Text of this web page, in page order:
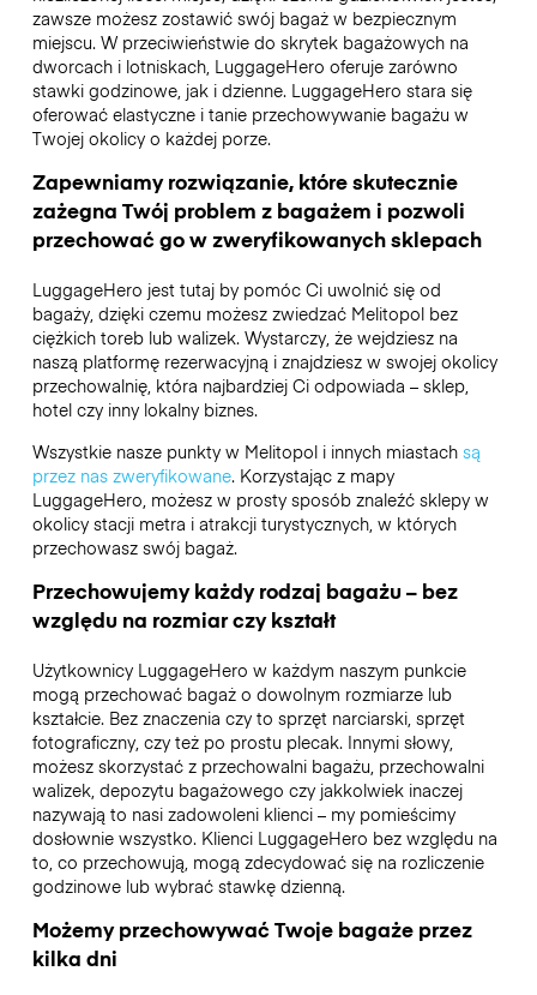
zawsze możesz zostawić swój bagaż w bezpiecznym
miejscu. W przeciwieństwie do skrytek bagażowych na
dworcach i lotniskach, LuggageHero oferuje zarówno
stawki godzinowe, jak i dzienne. LuggageHero stara się
oferować elastyczne i tanie przechowywanie bagażu w
Twojej okolicy o każdej porze.
Zapewniamy rozwiązanie, które skutecznie
zażegna Twój problem z bagażem i pozwoli
przechować go w zweryfikowanych sklepach
LuggageHero jest tutaj by pomóc Ci uwolnić się od
bagaży, dzięki czemu możesz zwiedzać Melitopol bez
ciężkich toreb lub walizek. Wystarczy, że wejdziesz na
naszą platformę rezerwacyjną i znajdziesz w swojej okolicy
przechowalnię, która najbardziej Ci odpowiada – sklep,
hotel czy inny lokalny biznes.
Wszystkie nasze punkty w Melitopol i innych miastach są
przez nas zweryfikowane. Korzystając z mapy
LuggageHero, możesz w prosty sposób znaleźć sklepy w
okolicy stacji metra i atrakcji turystycznych, w których
przechowasz swój bagaż.
Przechowujemy każdy rodzaj bagażu – bez
względu na rozmiar czy kształt
Użytkownicy LuggageHero w każdym naszym punkcie
mogą przechować bagaż o dowolnym rozmiarze lub
kształcie. Bez znaczenia czy to sprzęt narciarski, sprzęt
fotograficzny, czy też po prostu plecak. Innymi słowy,
możesz skorzystać z przechowalni bagażu, przechowalni
walizek, depozytu bagażowego czy jakkolwiek inaczej
nazywają to nasi zadowoleni klienci – my pomieścimy
dosłownie wszystko. Klienci LuggageHero bez względu na
to, co przechowują, mogą zdecydować się na rozliczenie
godzinowe lub wybrać stawkę dzienną.
Możemy przechowywać Twoje bagaże przez
kilka dni